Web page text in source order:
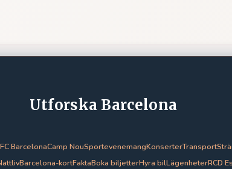
Utforska Barcelona
FC BarcelonaCamp NouSportevenemangKonserterTransport
Barcelona-kortFaktaBoka biljetterHyra bilLägenheterRCD